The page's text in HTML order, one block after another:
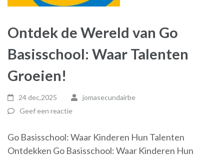
Ontdek de Wereld van Go
Basisschool: Waar Talenten
Groeien!
24 dec,2025
jomasecundairbe
Geef een reactie
Go Basisschool: Waar Kinderen Hun Talenten
Ontdekken Go Basisschool: Waar Kinderen Hun